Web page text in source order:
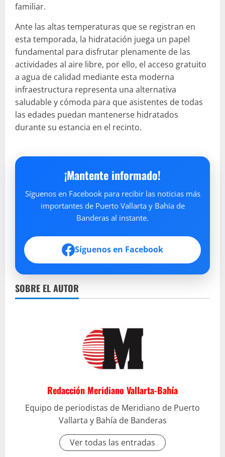
familiar.
Ante las altas temperaturas que se registran en
esta temporada, la hidratación juega un papel
fundamental para disfrutar plenamente de las
actividades al aire libre, por ello, el acceso gratuito
a agua de calidad mediante esta moderna
infraestructura representa una alternativa
saludable y cómoda para que asistentes de todas
las edades puedan mantenerse hidratados
durante su estancia en el recinto.
¡Mantente informado!
Síguenos en Facebook para recibir las noticias más
importantes de Puerto Vallarta y Bahía de
Banderas al instante.
Síguenos en Facebook
SOBRE EL AUTOR
Redacción Meridiano Vallarta-Bahía
Equipo de periodistas de Meridiano de Puerto
Vallarta y Bahía de Banderas
Ver todas las entradas